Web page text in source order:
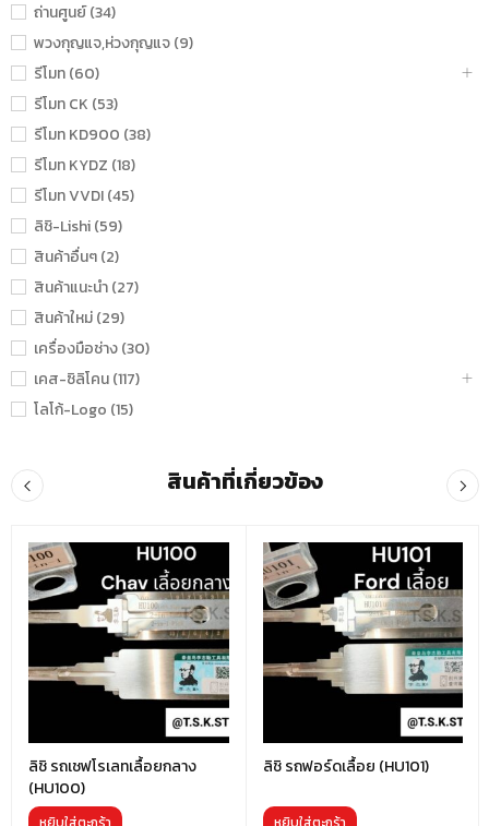
ถ่านศูนย์ (34)
พวงกุญแจ,ห่วงกุญแจ (9)
รีโมท (60)
รีโมท CK (53)
รีโมท KD900 (38)
รีโมท KYDZ (18)
รีโมท VVDI (45)
ลิชิ-Lishi (59)
สินค้าอื่นๆ (2)
สินค้าแนะนำ (27)
สินค้าใหม่ (29)
เครื่องมือช่าง (30)
เคส-ซิลิโคน (117)
โลโก้-Logo (15)
สินค้าที่เกี่ยวข้อง
ลิชิ รถเชฟโรเลทเลื้อยกลาง
(HU100)
ลิชิ รถฟอร์ดเลื้อย (HU101)